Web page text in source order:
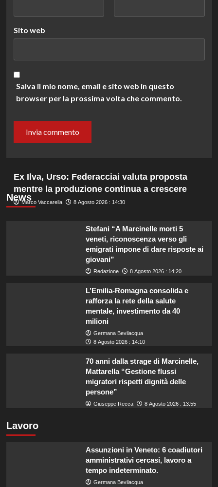
Sito web
Salva il mio nome, email e sito web in questo
browser per la prossima volta che commento.
News
Ex Ilva, Urso: Federacciai valuta proposta
mentre la produzione continua a crescere
Marco Vaccarella 8 Agosto 2026 : 14:30
Stefani “A Marcinelle morti 5
veneti, riconoscenza verso gli
emigrati impone di dare risposte ai
giovani”
Redazione 8 Agosto 2026 : 14:20
L’Emilia-Romagna consolida e
rafforza la rete della salute
mentale, investimento da 40
milioni
Germana Bevilacqua
8 Agosto 2026 : 14:10
70 anni dalla strage di Marcinelle,
Mattarella “Gestione flussi
migratori rispetti dignità delle
persone”
Giuseppe Recca 8 Agosto 2026 : 13:55
Lavoro
Assunzioni in Veneto: 6 coadiutori
amministrativi cercasi, lavoro a
tempo indeterminato.
Germana Bevilacqua